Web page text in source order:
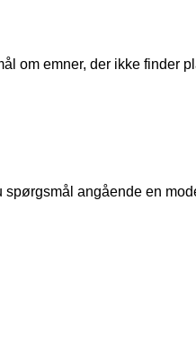
om emner, der ikke finder
angående en